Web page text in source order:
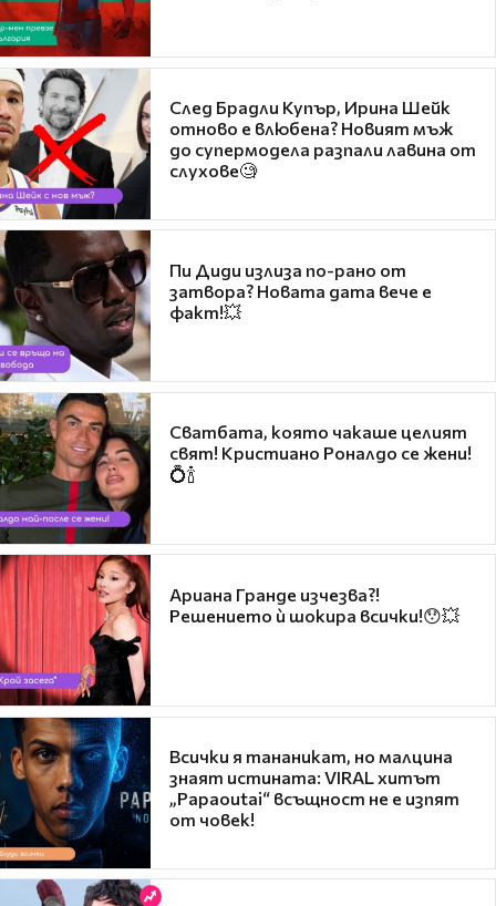
След Брадли Купър, Ирина Шейк
отново е влюбена? Новият мъж
до супермодела разпали лавина от
слухове🧐
Пи Диди излиза по-рано от
затвора? Новата дата вече е
факт!💥
Сватбата, която чакаше целият
свят! Кристиано Роналдо се жени!
💍🍾
Ариана Гранде изчезва?!
Решението ѝ шокира всички!😯💥
Всички я тананикат, но малцина
знаят истината: VIRAL хитът
„Papaoutai“ всъщност не е изпят
от човек!